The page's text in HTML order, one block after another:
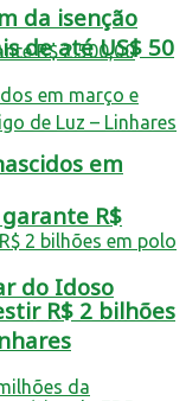
R$
do Idoso
da isenção
de até US$ 50
em
R$ 2 bilhões